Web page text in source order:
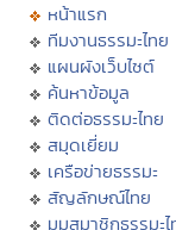
หน้าแรก
ทีมงานธรรมะไทย
แผนผังเว็บไซต์
ค้นหาข้อมูล
ติดต่อธรรมะไทย
สมุดเยี่ยม
เครือข่ายธรรมะ
สัญลักษณ์ไทย
มุมสมาชิกธรรมะไ